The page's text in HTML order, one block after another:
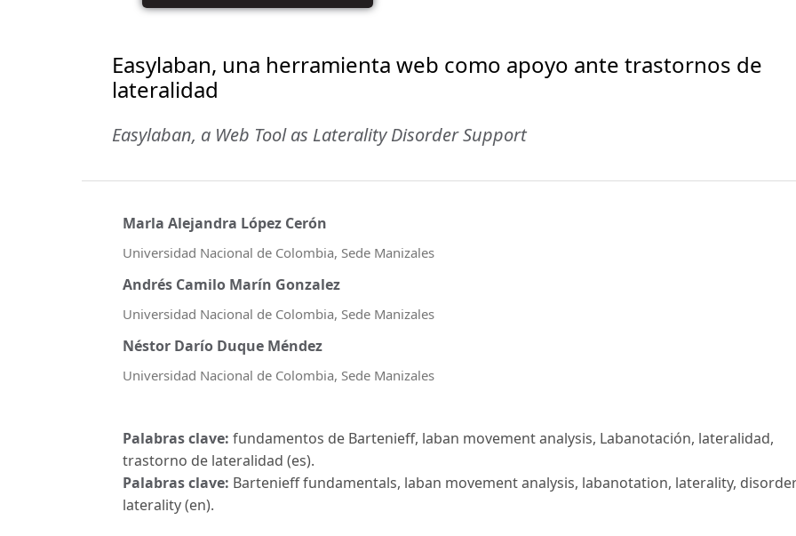
Easylaban, una herramienta web como apoyo ante trastornos de
lateralidad
Easylaban, a Web Tool as Laterality Disorder Support
Marla Alejandra López Cerón
Universidad Nacional de Colombia, Sede Manizales
Andrés Camilo Marín Gonzalez
Universidad Nacional de Colombia, Sede Manizales
Néstor Darío Duque Méndez
Universidad Nacional de Colombia, Sede Manizales
Palabras clave: fundamentos de Bartenieff, laban movement analysis, Labanotación, lateralidad,
trastorno de lateralidad (es).
Palabras clave: Bartenieff fundamentals, laban movement analysis, labanotation, laterality,
laterality (en).